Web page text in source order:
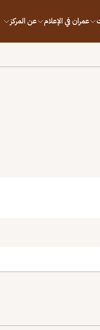
عمران في الإعلام عن المركز